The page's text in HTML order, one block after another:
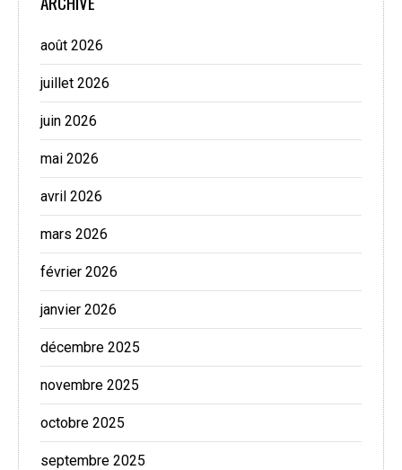
août 2026
juillet 2026
juin 2026
mai 2026
avril 2026
mars 2026
février 2026
janvier 2026
décembre 2025
novembre 2025
octobre 2025
septembre 2025